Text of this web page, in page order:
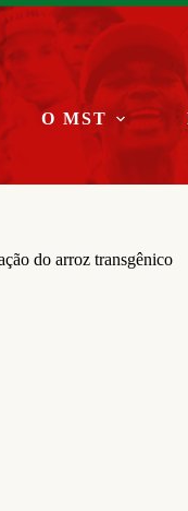
O MST
do arroz transgênico